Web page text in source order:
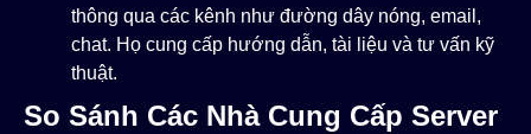
thông qua các kênh như đường dây nóng, email,
chat. Họ cung cấp hướng dẫn, tài liệu và tư vấn kỹ
thuật.
So Sánh Các Nhà Cung Cấp Server